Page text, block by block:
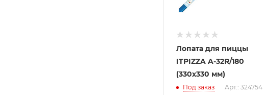
Лопата для пиццы
ITPIZZA A-32R/180
(330х330 мм)
Под заказ Арт.: 324754